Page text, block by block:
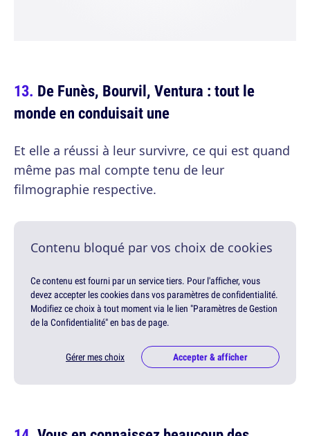
De Funès, Bourvil, Ventura : tout le
monde en conduisait une
Et elle a réussi à leur survivre, ce qui est quand
même pas mal compte tenu de leur
filmographie respective.
Contenu bloqué par vos choix de cookies
Ce contenu est fourni par un service tiers. Pour l'afficher, vous
devez accepter les cookies dans vos paramètres de confidentialité.
Modifiez ce choix à tout moment via le lien "Paramètres de Gestion
de la Confidentialité" en bas de page.
Gérer mes choix Accepter & afficher